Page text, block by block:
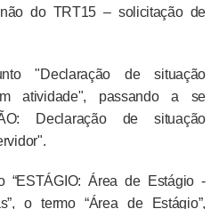
do TRT15 – solicitação de
"Declaração de situação
atividade", passando a se
Declaração de situação
“ESTÁGIO: Área de Estágio -
o termo “Área de Estágio”,